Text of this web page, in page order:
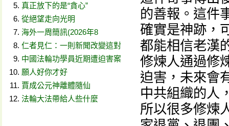
真正放下的是“貪心”
從絕望走向光明
海外一周簡訊(2026年8
仁者見仁：一則新聞改變這對
中國法輪功學員近期遭迫害案
願人好你才好
賈成公元神離體隨仙
法輪大法帶給人些什麼
的善報。這件
確實是神跡，
都能相信老漢
修煉人通過修
迫害，未來會
中共組織的人
所以很多修煉